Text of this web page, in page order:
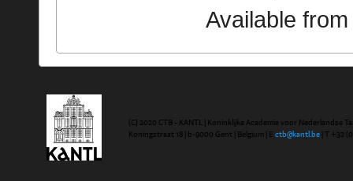
Available
(C) 2020 CTB - KANTL | Koninklijke Academie voor Nederlandse
Koningstraat 18 | b-9000 Gent | Belgium | E ctb@kantl.be | T +32